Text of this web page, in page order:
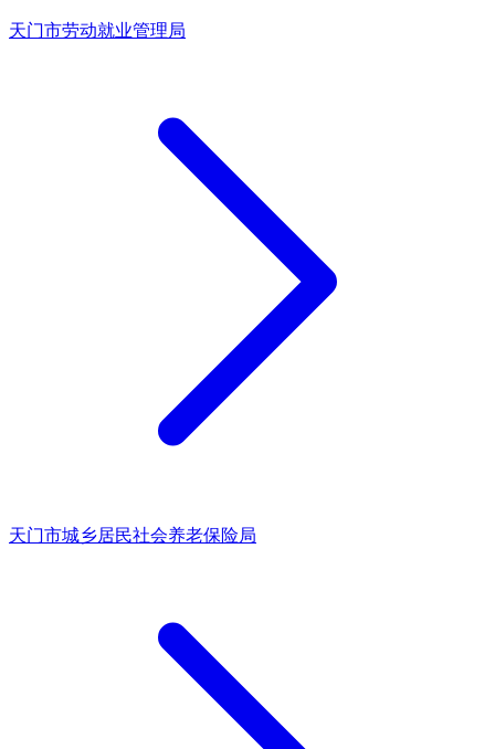
天门市劳动就业管理局
天门市城乡居民社会养老保险局